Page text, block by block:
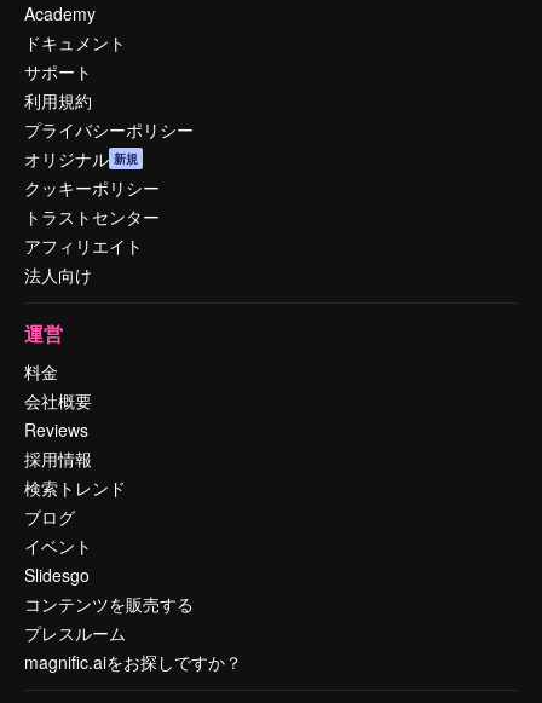
Academy
ドキュメント
サポート
利用規約
プライバシーポリシー
オリジナル 新規
クッキーポリシー
トラストセンター
アフィリエイト
法人向け
運営
料金
会社概要
Reviews
採用情報
検索トレンド
ブログ
イベント
Slidesgo
コンテンツを販売する
プレスルーム
magnific.aiをお探しですか？